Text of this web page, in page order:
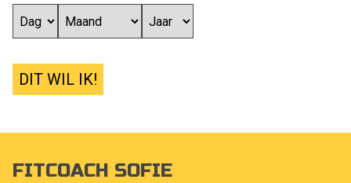
DIT WIL IK!
FITCOACH SOFIE